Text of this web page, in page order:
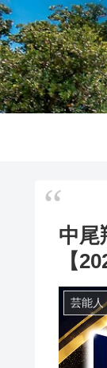
中尾
【
芸能人